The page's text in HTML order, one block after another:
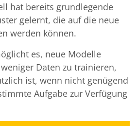
hat bereits grundlegende
gelernt, die auf die neue
werden können.
es, neue Modelle
Daten zu trainieren,
ist, wenn nicht genügend
Aufgabe zur Verfügung